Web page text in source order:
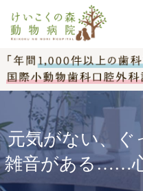
元気がない、ぐ
雑音がある……